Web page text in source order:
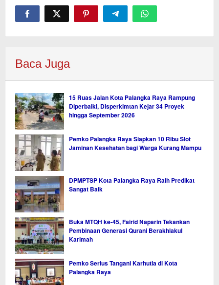
Baca Juga
15 Ruas Jalan Kota Palangka Raya Rampung
Diperbaiki, Disperkimtan Kejar 34 Proyek
hingga September 2026
Pemko Palangka Raya Siapkan 10 Ribu Slot
Jaminan Kesehatan bagi Warga Kurang Mampu
DPMPTSP Kota Palangka Raya Raih Predikat
Sangat Baik
Buka MTQH ke-45, Fairid Naparin Tekankan
Pembinaan Generasi Qurani Berakhlakul
Karimah
Pemko Serius Tangani Karhutla di Kota
Palangka Raya